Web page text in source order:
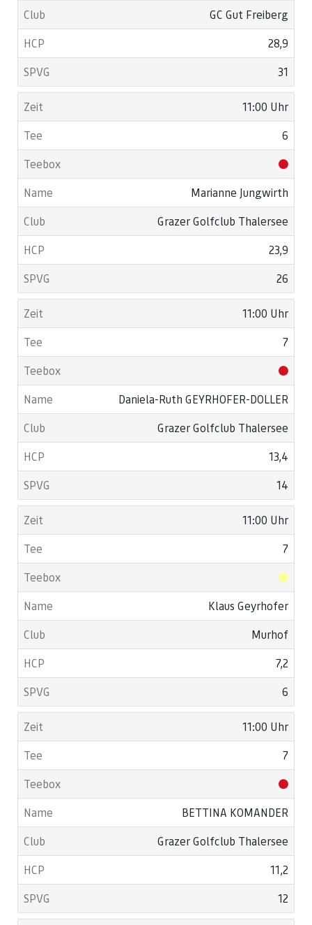
GC Gut Freiberg
28,9
31
11:00 Uhr
6
Marianne Jungwirth
Grazer Golfclub Thalersee
23,9
26
11:00 Uhr
7
Daniela-Ruth GEYRHOFER-DOLLER
Grazer Golfclub Thalersee
13,4
14
11:00 Uhr
7
Klaus Geyrhofer
Murhof
7,2
6
11:00 Uhr
7
BETTINA KOMANDER
Grazer Golfclub Thalersee
11,2
12